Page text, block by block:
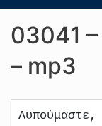
03041 –
– mp3